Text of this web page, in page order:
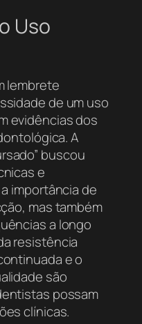
Uso
lembrete
de um uso
evidências dos
A
buscou
e
importância de
mas também
a longo
resistência
e o
são
possam
clínicas.